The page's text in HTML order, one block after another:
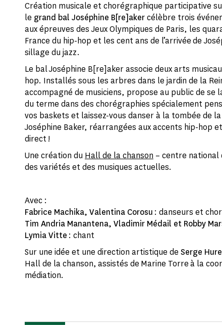
Création musicale et chorégraphique participative
le grand bal Joséphine B[re]akercélèbre trois
aux épreuves des Jeux Olympiques de Paris, les
France du hip-hop et les cent ans de l’arrivée de
sillage du jazz.
Le bal Joséphine B[re]aker associe deux arts
hop. Installés sous les arbres dans le jardin de la
accompagné de musiciens, propose au public de
du terme dans des chorégraphies spécialement
vos baskets et laissez-vous danser à la tombée de
Joséphine Baker, réarrangées aux accents hip-hop
direct !
Une création du Hall de la chanson – centre national
des variétés et des musiques actuelles.
Avec :
Fabrice Machika, Valentina Corosu : danseurs et
Tim Andria Manantena, Vladimir Médail et Robby
Lymia Vitte : chant
Sur une idée et une direction artistique de Serge
Hall de la chanson, assistés de Marine Torre à la
médiation.